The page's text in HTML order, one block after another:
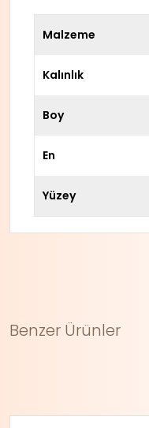
Malzeme
Kalınlık
Boy
En
Yüzey
Benzer Ürünler